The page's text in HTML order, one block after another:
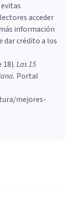
acceder
información
dar crédito a los
18).Las 15
. Portal
mejores-